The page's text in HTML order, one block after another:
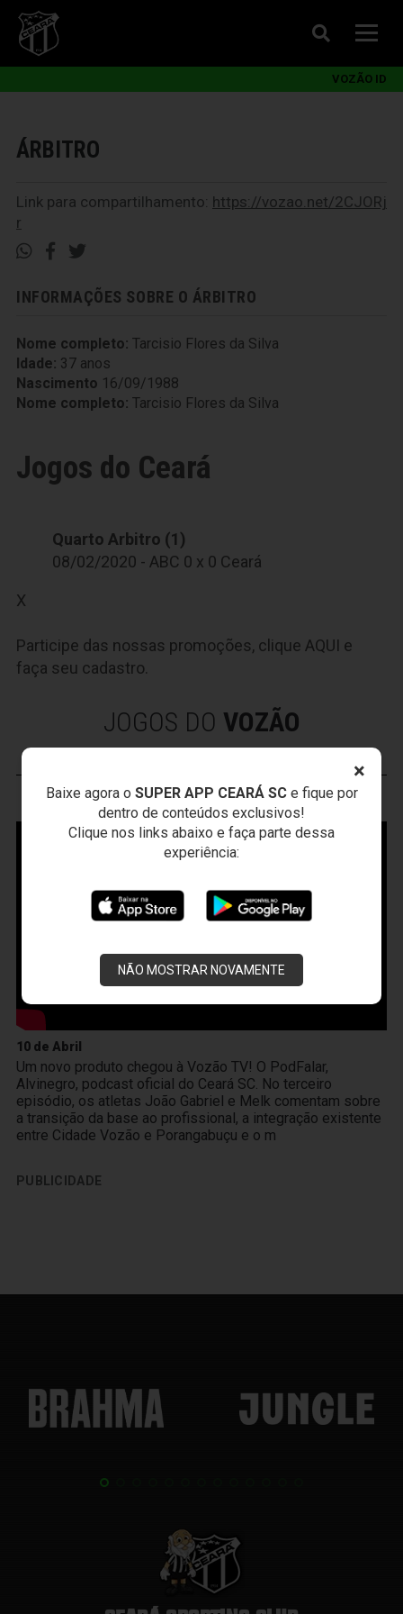
×
Baixe agora o SUPER APP CEARÁ SCe fique por
dentro de conteúdos exclusivos!
Clique nos links abaixo e faça parte dessa
experiência:
NÃO MOSTRAR NOVAMENTE
VOZÃO ID
ÁRBITRO
Link para compartilhamento: https://vozao.net/2CJORj
r
INFORMAÇÕES SOBRE O ÁRBITRO
Nome completo: Tarcisio Flores da Silva
Idade: 37 anos
Nascimento 16/09/1988
Nome completo: Tarcisio Flores da Silva
Jogos do Ceará
Quarto Arbitro (1)
08/02/2020 - ABC 0 x 0 Ceará
X
Participe das nossas promoções, clique AQUI e
faça seu cadastro.
JOGOS DO VOZÃO
VOZÃO TV
10 de Abril
Um novo produto chegou à Vozão TV! O PodFalar,
Alvinegro, podcast oficial do Ceará SC. No terceiro
episódio, os atletas João Gabriel e Melk comentam sobre
a transição da base ao profissional, a integração existente
entre Cidade Vozão e Porangabuçu e o m
PUBLICIDADE